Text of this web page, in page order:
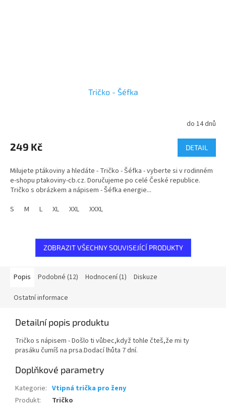
Tričko - Šéfka
produktu
je
z
5
hvězdiček.
do 14 dnů
249 Kč DETAIL
Milujete ptákoviny a hledáte - Tričko - Šéfka - vyberte si v rodinném
e-shopu ptakoviny-cb.cz. Doručujeme po celé České republice.
Tričko s obrázkem a nápisem - Šéfka energie...
S
M L XL XXL XXXL
ZOBRAZIT VŠECHNY SOUVISEJÍCÍ PRODUKTY
Popis Podobné (12) Hodnocení (1) Diskuze
Ostatní informace
Detailní popis produktu
Tričko s nápisem - Došlo ti vůbec,když tohle čteš,že mi ty
prasáku čumíš na prsa.Dodací lhůta 7 dní.
Doplňkové parametry
Kategorie: Vtipná trička pro ženy
Produkt: Tričko